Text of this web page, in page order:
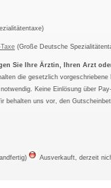
(Große Deutsche
Sie Ihre Ärztin, Ihren Arzt
die gesetzlich vorgeschriebene
Keine Einlösung über
behalten uns vor, den
Ausverkauft, derzeit